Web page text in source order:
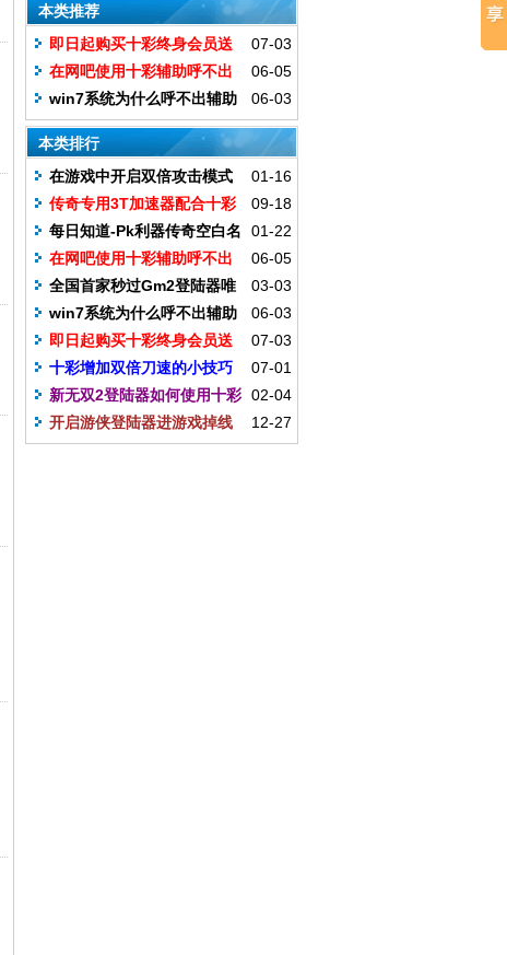
本类推荐
07-03
即日起购买十彩终身会员送
扫号软件
06-05
在网吧使用十彩辅助呼不出
来怎么办
06-03
win7系统为什么呼不出辅助
本类排行
01-16
在游戏中开启双倍攻击模式
可能会造成卡刀情况发生
09-18
传奇专用3T加速器配合十彩
效果最佳
01-22
每日知道-Pk利器传奇空白名
字
06-05
在网吧使用十彩辅助呼不出
来怎么办
03-03
全国首家秒过Gm2登陆器唯
独十彩最给力
06-03
win7系统为什么呼不出辅助
07-03
即日起购买十彩终身会员送
扫号软件
07-01
十彩增加双倍刀速的小技巧
02-04
新无双2登陆器如何使用十彩
辅助开启
12-27
开启游侠登陆器进游戏掉线
处理办法